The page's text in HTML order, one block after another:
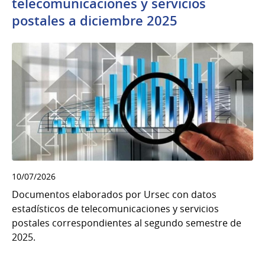
telecomunicaciones y servicios
postales a diciembre 2025
10/07/2026
Documentos elaborados por Ursec con datos
estadísticos de telecomunicaciones y servicios
postales correspondientes al segundo semestre de
2025.